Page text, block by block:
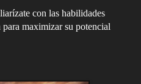
con las habilidades
maximizar su potencial